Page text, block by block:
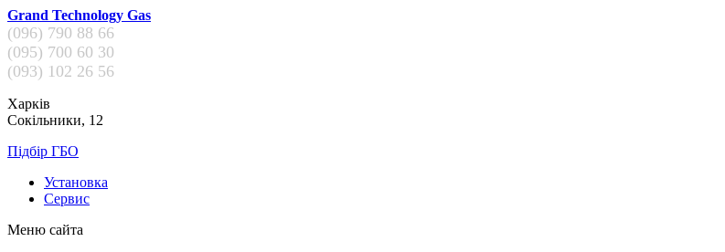
Grand Technology Gas
(096) 790 88 66
(095) 700 60 30
(093) 102 26 56
Харків
Сокільники, 12
Підбір ГБО
Установка
Сервис
Меню сайта